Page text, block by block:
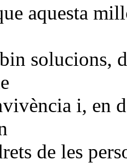
aquesta
solucions,
i, en
de les